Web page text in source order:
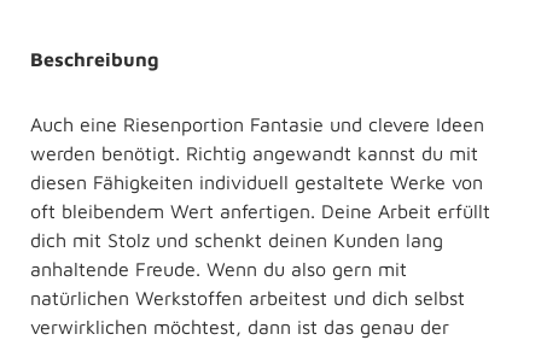
Beschreibung
Auch eine Riesenportion Fantasie und clevere Ideen
werden benötigt. Richtig angewandt kannst du mit
diesen Fähigkeiten individuell gestaltete Werke von
oft bleibendem Wert anfertigen. Deine Arbeit erfüllt
dich mit Stolz und schenkt deinen Kunden lang
anhaltende Freude. Wenn du also gern mit
natürlichen Werkstoffen arbeitest und dich selbst
verwirklichen möchtest, dann ist das genau der